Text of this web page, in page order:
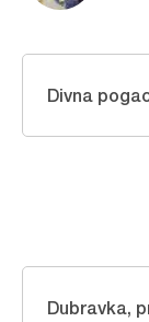
Divna
Dubravka,